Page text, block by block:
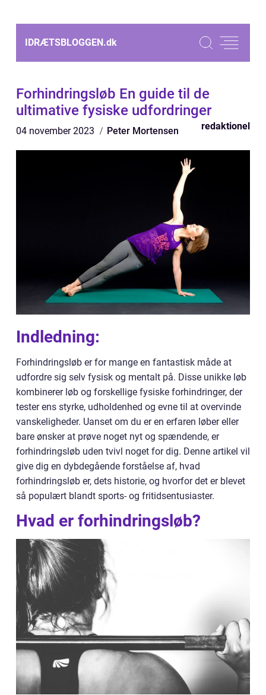
IDRÆTSBLOGGEN.dk
Forhindringsløb En guide til de
ultimative fysiske udfordringer
04 november 2023 Peter Mortensen redaktionel
Indledning:
Forhindringsløb er for mange en fantastisk måde at
udfordre sig selv fysisk og mentalt på. Disse unikke løb
kombinerer løb og forskellige fysiske forhindringer, der
tester ens styrke, udholdenhed og evne til at overvinde
vanskeligheder. Uanset om du er en erfaren løber eller
bare ønsker at prøve noget nyt og spændende, er
forhindringsløb uden tvivl noget for dig. Denne artikel vil
give dig en dybdegående forståelse af, hvad
forhindringsløb er, dets historie, og hvorfor det er blevet
så populært blandt sports- og fritidsentusiaster.
Hvad er forhindringsløb?